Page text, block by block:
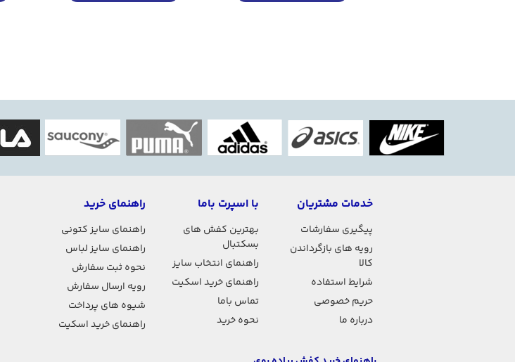
خدمات مشتریان
پیگیری سفارشات
رویه های بازگرداندن
کالا
شرایط استفاده
حریم خصوصی
درباره ما
با اسپرت باما
بهترین کفش های
بسکتبال
راهنمای انتخاب سایز
راهنمای خرید اسکیت
تماس باما
نحوه خرید
راهنمای خرید
راهنمای سایز کتونی
راهنمای سایز لباس
نحوه ثبت سفارش
رویه ارسال سفارش
شیوه های پرداخت
راهنمای خرید اسکیت